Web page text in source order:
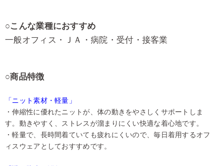
○こんな業種におすすめ
一般オフィス・ＪＡ・病院・受付・接客業
○商品特徴
「ニット素材・軽量」
・伸縮性に優れたニットが、体の動きをやさしくサポートしま
す。動きやすく、ストレスが溜まりにくい快適な着心地です。
・軽量で、長時間着ていても疲れにくいので、毎日着用するオフ
ィスウェアとしておすすめです。